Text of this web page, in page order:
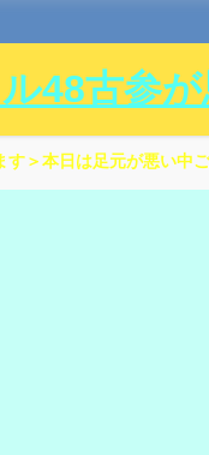
48古参が
＞本日は足元が悪い中